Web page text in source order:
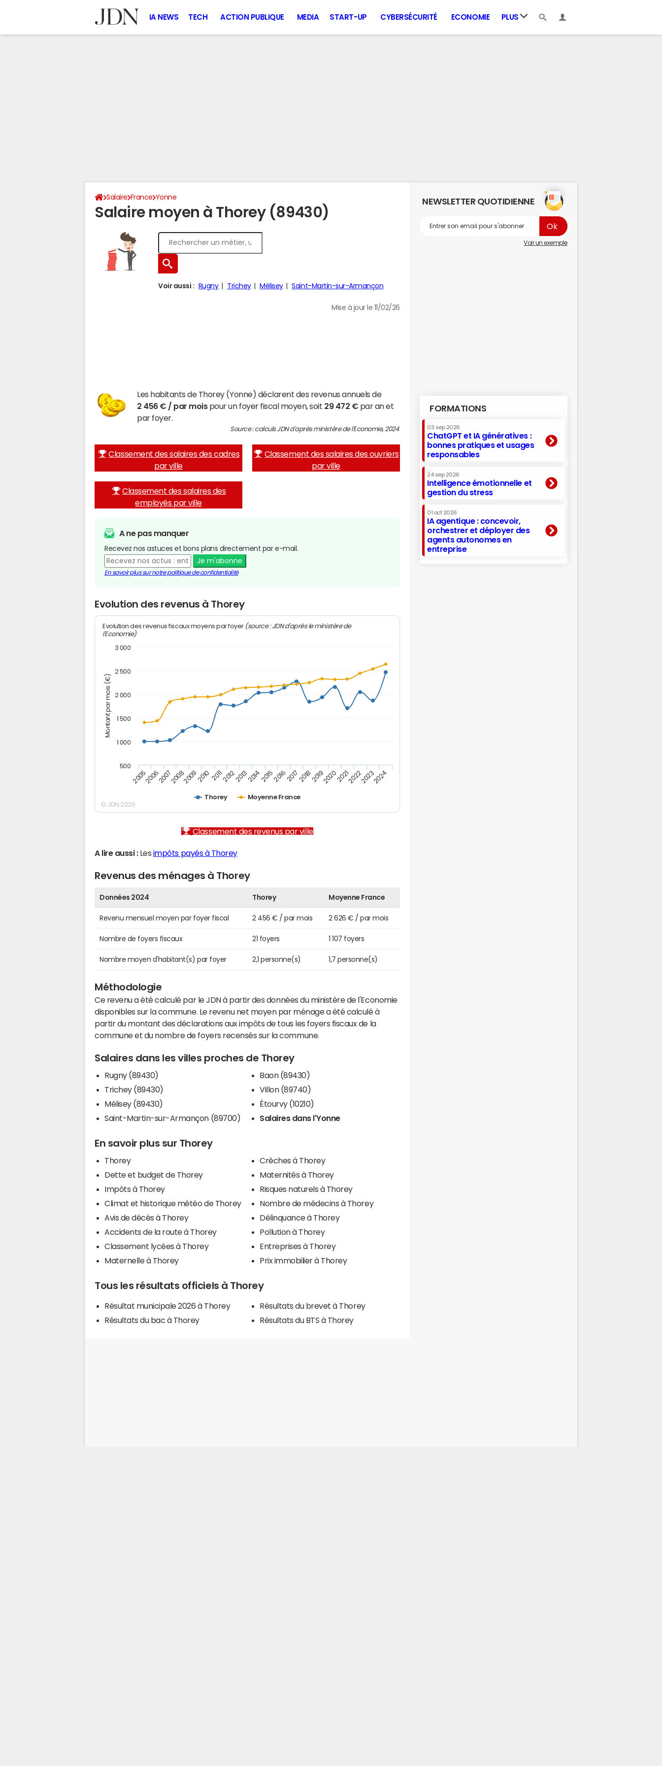
IA NEWS TECH ACTION PUBLIQUE MEDIA START-UP CYBERSÉCURITÉ ECONOMIE PLUS
Salaire France Yonne
Salaire moyen à Thorey (89430)
Voir aussi : Rugny Trichey Mélisey Saint-Martin-sur-Armançon
Mise à jour le 11/02/26
Les habitants de Thorey (Yonne) déclarent des revenus annuels de
2 456 € / par moispour un foyer fiscal moyen, soit 29 472 € par an et
par foyer.
Source : calculs JDN d'après ministère de l'Economie, 2024
Classement des salaires des cadres
par ville
Classement des salaires des ouvriers
par ville
Classement des salaires des
employés par ville
A ne pas manquer
Recevez nos astuces et bons plans directement par e-mail.
Je m'abonne
En savoir plus sur notre politique de confidentialité
Evolution des revenus à Thorey
Montant par mois (€)
Evolution des revenus fiscaux moyens par foyer (source : JDN d'après le ministère de
l'Economie)
Thorey Moyenne France
200520062007200820092010 20112012201320142015201620172018201920202021202220232024
500
1 000
1 500
2 000
2 500
3 000
© JDN 2026
Classement des revenus par ville
A lire aussi :Les impôts payés à Thorey
Revenus des ménages à Thorey
Données 2024 Thorey Moyenne France
Revenu mensuel moyen par foyer fiscal 2 456 € / par mois 2 626 € / par mois
Nombre de foyers fiscaux 21 foyers 1 107 foyers
Nombre moyen d'habitant(s) par foyer 2,1 personne(s) 1,7 personne(s)
Méthodologie
Ce revenu a été calculé par le JDN à partir des données du ministère de l'Economie
disponibles sur la commune. Le revenu net moyen par ménage a été calculé à
partir du montant des déclarations aux impôts de tous les foyers fiscaux de la
commune et du nombre de foyers recensés sur la commune.
Salaires dans les villes proches de Thorey
Rugny (89430)
Trichey (89430)
Mélisey (89430)
Saint-Martin-sur-Armançon (89700)
Baon (89430)
Villon (89740)
Étourvy (10210)
Salaires dans l'Yonne
En savoir plus sur Thorey
Thorey
Dette et budget de Thorey
Impôts à Thorey
Climat et historique météo de Thorey
Avis de décès à Thorey
Accidents de la route à Thorey
Classement lycées à Thorey
Maternelle à Thorey
Crèches à Thorey
Maternités à Thorey
Risques naturels à Thorey
Nombre de médecins à Thorey
Délinquance à Thorey
Pollution à Thorey
Entreprises à Thorey
Prix immobilier à Thorey
Tous les résultats officiels à Thorey
Résultat municipale 2026 à Thorey
Résultats du bac à Thorey
Résultats du brevet à Thorey
Résultats du BTS à Thorey
NEWSLETTER QUOTIDIENNE
Voir un exemple
FORMATIONS
03 sep 2026
ChatGPT et IA génératives :
bonnes pratiques et usages
responsables
24 sep 2026
Intelligence émotionnelle et
gestion du stress
01 oct 2026
IA agentique : concevoir,
orchestrer et déployer des
agents autonomes en
entreprise